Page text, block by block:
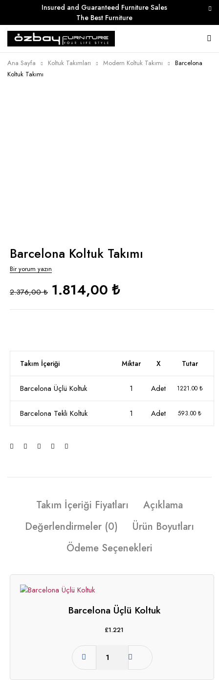
Insured and Guaranteed Furniture Sales
The Best Furniture
Ana Sayfa Koltuk Takımları Modern Koltuk Takımı
Barcelona
Koltuk Takımı
Barcelona Koltuk Takımı
Bir yorum yazın
2.376,00 ₺ 1.814,00 ₺
Takım İçeriği Miktar X Tutar
Barcelona Üçlü Koltuk 1 Adet 1221.00 ₺
Barcelona Tekli Koltuk 1 Adet 593.00 ₺
Takım İçeriği Fiyatları
Açıklama
Değerlendirmeler (0)
Ürün Boyutları
Ödeme Seçenekleri
Barcelona Üçlü Koltuk
£1.221